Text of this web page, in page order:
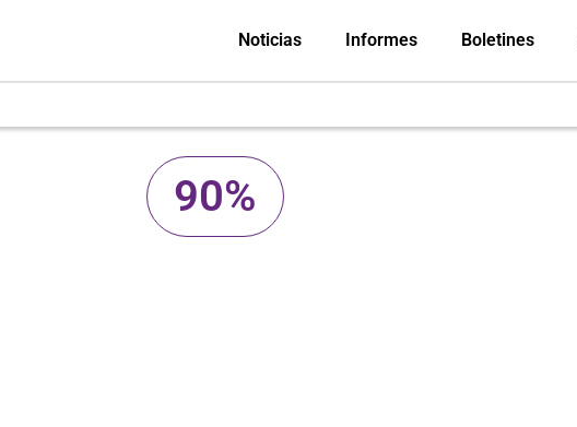
Noticias Informes Boletines
90%